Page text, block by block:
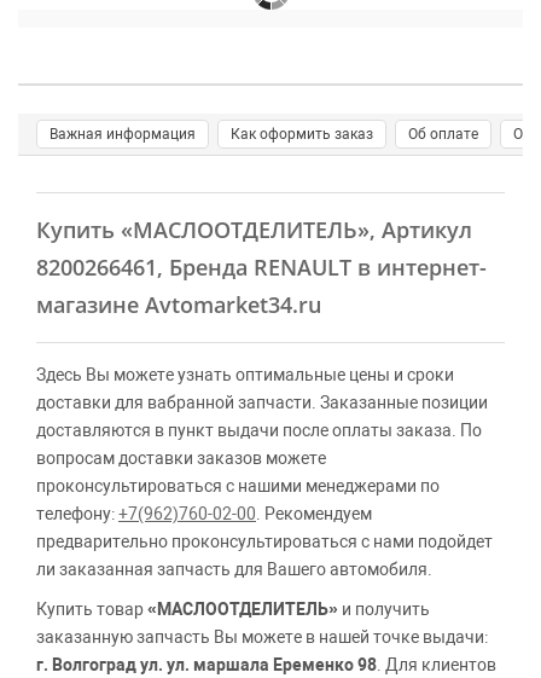
Важная информация Как оформить заказ Об оплате О
Купить «МАСЛООТДЕЛИТЕЛЬ», Артикул
8200266461, Бренда RENAULT в интернет-
магазине Avtomarket34.ru
Здесь Вы можете узнать оптимальные цены и сроки
доставки для вабранной запчасти. Заказанные позиции
доставляются в пункт выдачи после оплаты заказа. По
вопросам доставки заказов можете
проконсультироваться с нашими менеджерами по
телефону:+7(962)760-02-00 . Рекомендуем
предварительно проконсультироваться с нами подойдет
ли заказанная запчасть для Вашего автомобиля.
Купить товар«МАСЛООТДЕЛИТЕЛЬ» и получить
заказанную запчасть Вы можете в нашей точке выдачи:
г. Волгоград ул. ул. маршала Еременко 98 . Для клиентов